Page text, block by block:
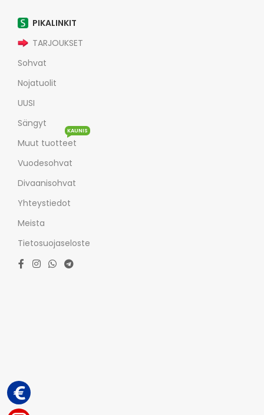
PIKALINKIT
TARJOUKSET
Sohvat
Nojatuolit
UUSI
Sängyt
Muut tuotteet
KAUNIS
Vuodesohvat
Divaanisohvat
Yhteystiedot
Meista
Tietosuojaseloste